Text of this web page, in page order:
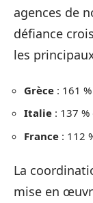
agences de
défiance
les
Grèce : 161
Italie : 137 %
France : 112
La
mise en